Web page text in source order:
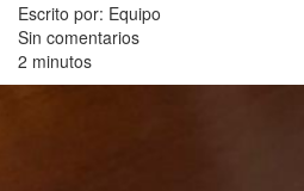
Escrito por: Equipo
Sin comentarios
2 minutos